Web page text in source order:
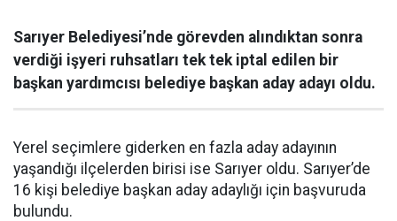
Sarıyer Belediyesi’nde görevden alındıktan sonra
verdiği işyeri ruhsatları tek tek iptal edilen bir
başkan yardımcısı belediye başkan aday adayı oldu.
Yerel seçimlere giderken en fazla aday adayının
yaşandığı ilçelerden birisi ise Sarıyer oldu. Sarıyer’de
16 kişi belediye başkan aday adaylığı için başvuruda
bulundu.